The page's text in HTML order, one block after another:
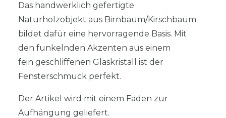
Das handwerklich gefertigte
Naturholzobjekt aus Birnbaum/Kirschbaum
bildet dafür eine hervorragende Basis. Mit
den funkelnden Akzenten aus einem
fein geschliffenen Glaskristall ist der
Fensterschmuck perfekt.
Der Artikel wird mit einem Faden zur
Aufhängung geliefert.